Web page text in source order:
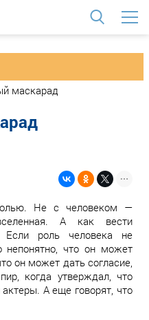
маскарад
Не с человеком —
А как вести
Если роль человека не
непонятно, что он может
он может дать согласие,
когда утверждал, что
А еще говорят, что